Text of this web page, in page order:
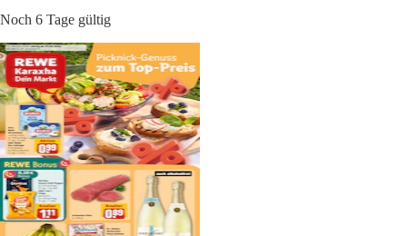
Noch 6 Tage gültig